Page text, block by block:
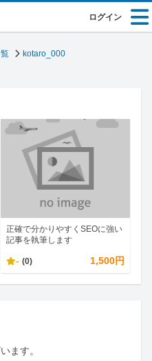
ログイン
kotaro_000
正確で分かりやすくSEOに強い
記事を執筆します
- (0) 1,500円
ます。